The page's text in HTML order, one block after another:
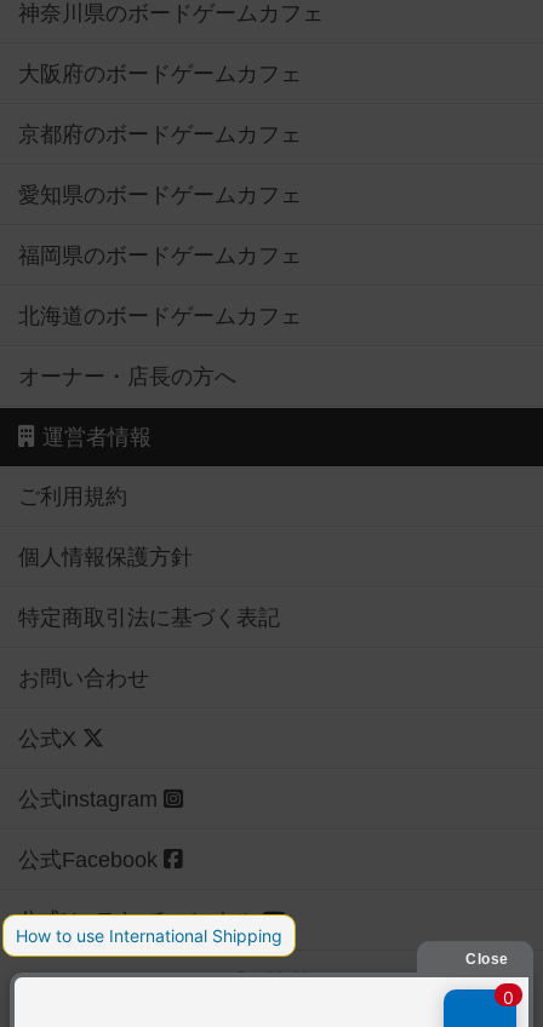
神奈川県のボードゲームカフェ
大阪府のボードゲームカフェ
京都府のボードゲームカフェ
愛知県のボードゲームカフェ
福岡県のボードゲームカフェ
北海道のボードゲームカフェ
オーナー・店長の方へ
運営者情報
ご利用規約
個人情報保護方針
特定商取引法に基づく表記
お問い合わせ
公式X
公式instagram
公式Facebook
公式YouTubeチャンネル
Copyright (c)